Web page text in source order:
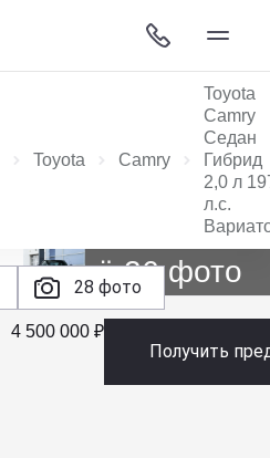
Toyota Camry
Toyota
Camry
Седан
Гибрид
2,0 л
л.с.
28 фото
Ещё 26 фото
4 500 000 ₽
Получить